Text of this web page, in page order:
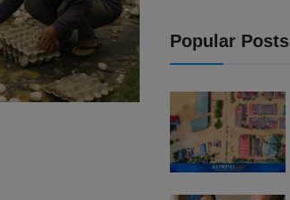
Popular Posts